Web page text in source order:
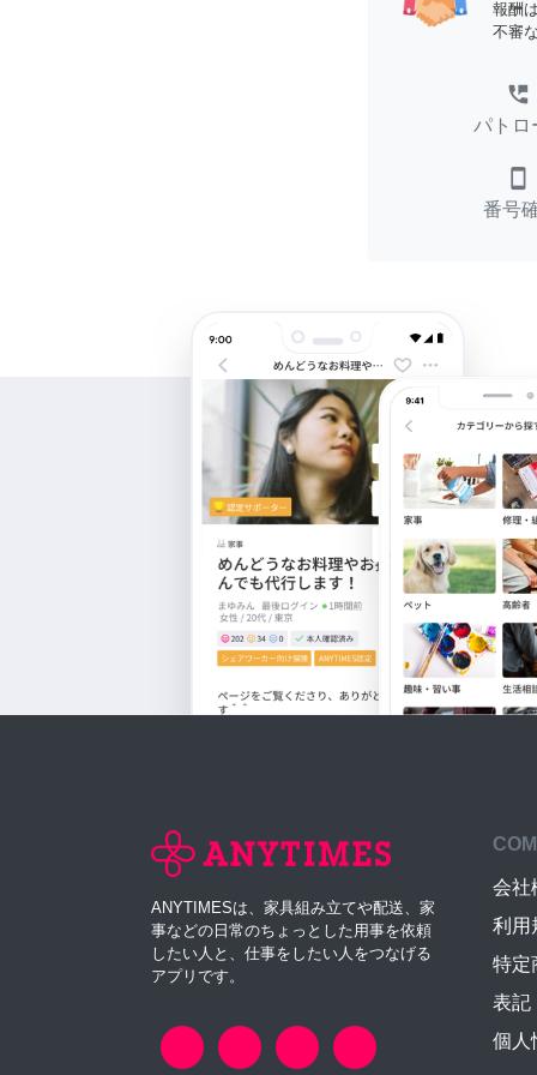
報酬
不審
perm_phone_msg
パトロ
smartphone
番号
ANYTIMESは、家具組み立てや配送、家
事などの日常のちょっとした用事を依頼
したい人と、仕事をしたい人をつなげる
アプリです。
会社
利用
特定
表記
個人